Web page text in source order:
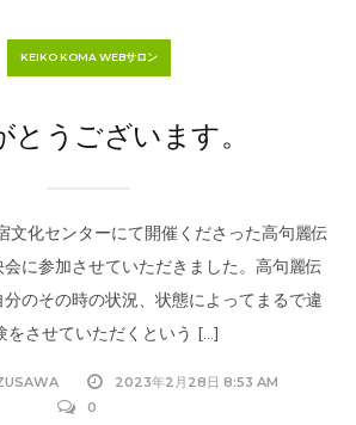
KEIKO KOMA WEBサロン
とうございます。
文化センターにて開催くださった高句麗伝
に参加させていただきました。高句麗伝
のその時の状況、状態によってまるで違
をさせていただくという […]
2023年2月28日 8:53 AM
0